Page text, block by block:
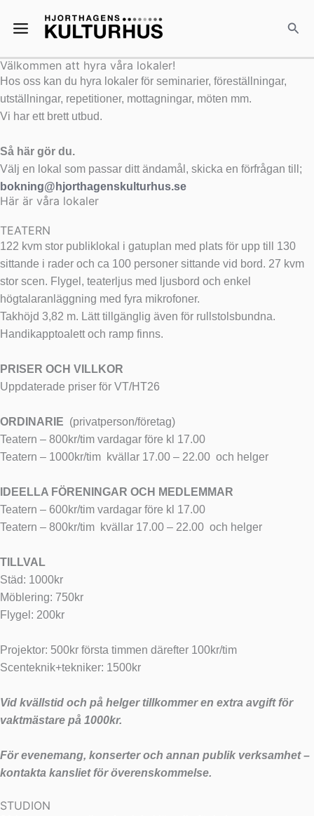
Main
Menu
Sök
Välkommen att hyra våra lokaler!
Hos oss kan du hyra lokaler för seminarier, föreställningar,
utställningar, repetitioner, mottagningar, möten mm.
Vi har ett brett utbud.
Så här gör du.
Välj en lokal som passar ditt ändamål, skicka en förfrågan till;
bokning@hjorthagenskulturhus.se
Här är våra lokaler
TEATERN
122 kvm stor publiklokal i gatuplan med plats för upp till 130
sittande i rader och ca 100 personer sittande vid bord. 27 kvm
stor scen. Flygel, teaterljus med ljusbord och enkel
högtalaranläggning med fyra mikrofoner.
Takhöjd 3,82 m. Lätt tillgänglig även för rullstolsbundna.
Handikapptoalett och ramp finns.
PRISER OCH VILLKOR
Uppdaterade priser för VT/HT26
ORDINARIE (privatperson/företag)
Teatern – 800kr/tim vardagar före kl 17.00
Teatern – 1000kr/tim kvällar 17.00 – 22.00 och helger
IDEELLA FÖRENINGAR OCH MEDLEMMAR
Teatern – 600kr/tim vardagar före kl 17.00
Teatern – 800kr/tim kvällar 17.00 – 22.00 och helger
TILLVAL
Städ: 1000kr
Möblering: 750kr
Flygel: 200kr
Projektor: 500kr första timmen därefter 100kr/tim
Scenteknik+tekniker: 1500kr
Vid kvällstid och på helger tillkommer en extra avgift för
vaktmästare på 1000kr.
För evenemang, konserter och annan publik verksamhet –
kontakta kansliet för överenskommelse.
STUDION